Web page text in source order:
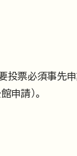
投票必須事先
申請）。